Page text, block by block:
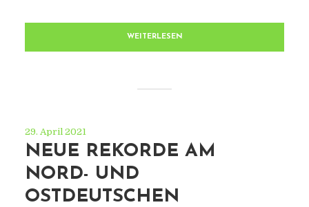
WEITERLESEN
29. April 2021
NEUE REKORDE AM
NORD- UND
OSTDEUTSCHEN